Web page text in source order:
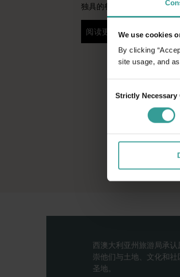
We use cookies
By clicking
site usage, and
Selection
Strictly Necessary
独具的餐饮场所将为你的旅
阅读更多
阅读更多
西澳大利亚州旅游局承
崇他们与土地、文化和
圣地。